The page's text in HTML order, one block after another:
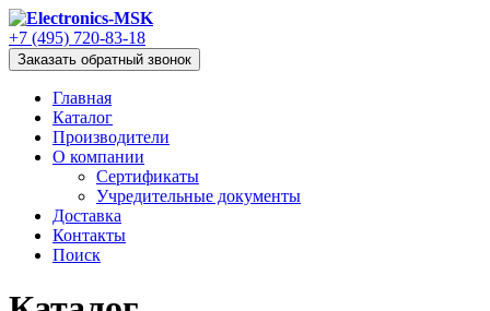
+7 (495) 720-83-18
Заказать обратный звонок
Главная
Каталог
Производители
О компании
Сертификаты
Учредительные документы
Доставка
Контакты
Поиск